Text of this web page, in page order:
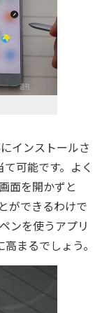
インストールさ
可能です。よく
面を開かずと
ができるわけで
ンを使うアプリ
まるでしょう。